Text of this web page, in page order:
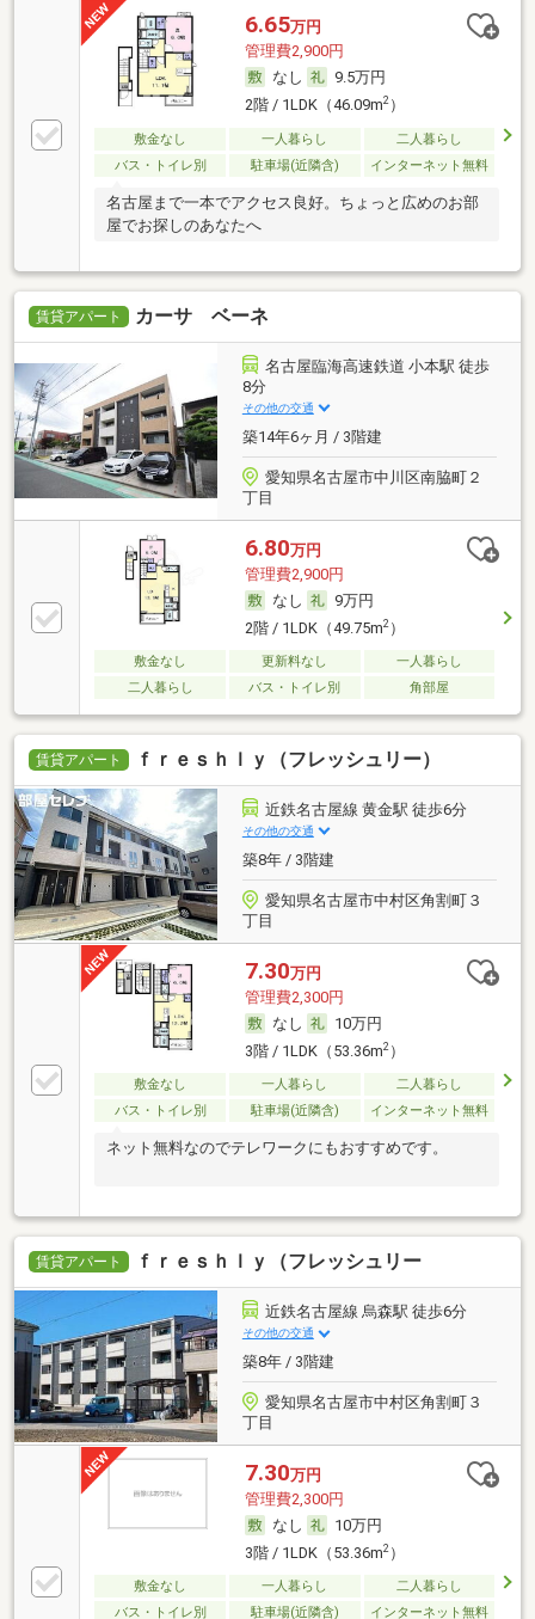
6.65万円
管理費2,900円
なし
9.5万円
2階 / 1LDK（46.09m2）
敷金なし 一人暮らし
二人暮らし
バス・トイレ別
駐車場(近隣含) インターネット無料
名古屋まで一本でアクセス良好。ちょっと広めのお部
屋でお探しのあなたへ
賃貸アパート カーサ ベーネ
名古屋臨海高速鉄道 小本駅 徒歩
8分
その他の交通
築14年6ヶ月 / 3階建
愛知県名古屋市中川区南脇町２
丁目
6.80万円
管理費2,900円
なし
9万円
2階 / 1LDK（49.75m2）
敷金なし 更新料なし
一人暮らし
二人暮らし
バス・トイレ別 角部屋
賃貸アパート ｆｒｅｓｈｌｙ（フレッシュリー）
近鉄名古屋線 黄金駅 徒歩6分
その他の交通
築8年 / 3階建
愛知県名古屋市中村区角割町３
丁目
7.30万円
管理費2,300円
なし
10万円
3階 / 1LDK（53.36m2）
敷金なし 一人暮らし
二人暮らし
バス・トイレ別
駐車場(近隣含) インターネット無料
ネット無料なのでテレワークにもおすすめです。
賃貸アパート ｆｒｅｓｈｌｙ（フレッシュリー
近鉄名古屋線 烏森駅 徒歩6分
その他の交通
築8年 / 3階建
愛知県名古屋市中村区角割町３
丁目
7.30万円
管理費2,300円
なし
10万円
3階 / 1LDK（53.36m2）
敷金なし 一人暮らし
二人暮らし
バス・トイレ別
駐車場(近隣含) インターネット無料